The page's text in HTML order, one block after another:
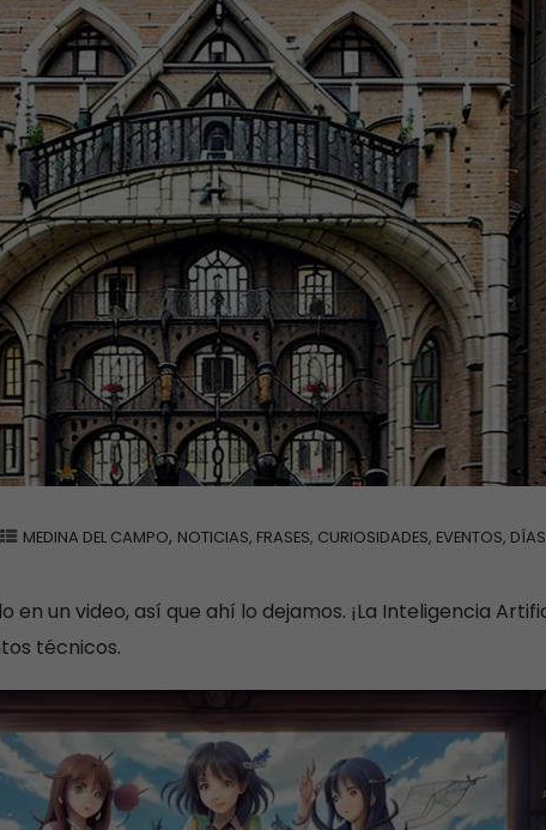
MEDINA DEL CAMPO, NOTICIAS, FRASES, CURIOSIDADES, EVENTOS, DÍAS
un video, así que ahí lo dejamos. ¡La Inteligencia
técnicos.